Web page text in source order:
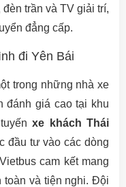
trần và TV giải trí,
đẳng cấp.
đi Yên Bái
trong những nhà xe
đánh giá cao tại khu
xe khách Thái
đầu tư vào các dòng
cam kết mang
toàn và tiện nghi. Đội